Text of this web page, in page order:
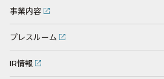
事業内容
プレスルーム
IR情報